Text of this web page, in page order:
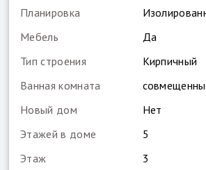
Планировка
Мебель
Да
Тип строения
Кирпичный
Ванная комната
Новый дом
Нет
Этажей в доме
5
Этаж
3